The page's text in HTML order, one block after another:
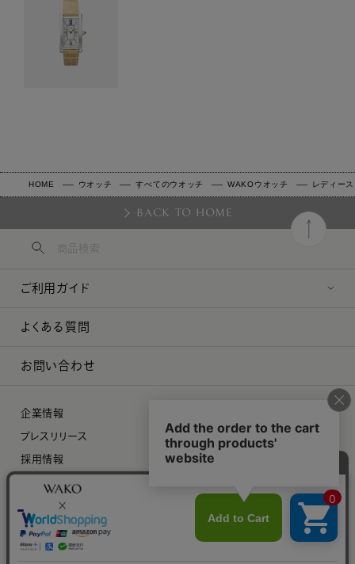
HOME ウオッチ すべてのウオッチ WAKOウオッチ レディース
BACK TO HOME
ご利用ガイド
よくある質問
お問い合わせ
企業情報
プレスリリース
採用情報
特定商取引に関する法律に基づく表示
プライバシーポリシー